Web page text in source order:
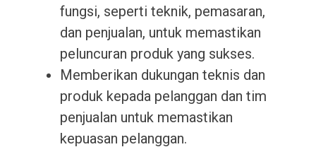
fungsi, seperti teknik, pemasaran,
dan penjualan, untuk memastikan
peluncuran produk yang sukses.
Memberikan dukungan teknis dan
produk kepada pelanggan dan tim
penjualan untuk memastikan
kepuasan pelanggan.